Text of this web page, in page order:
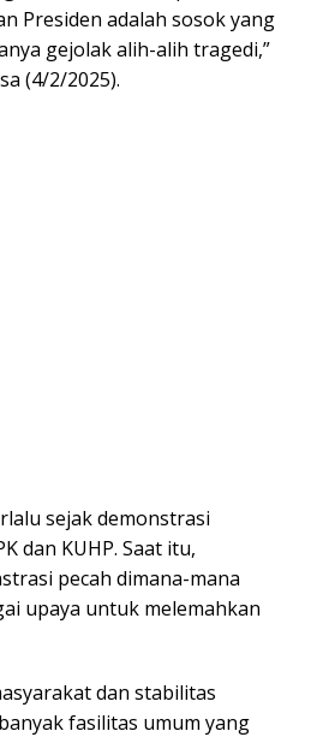
Presiden adalah sosok yang
gejolak alih-alih tragedi,”
(4/2/2025).
sejak demonstrasi
dan KUHP. Saat itu,
pecah dimana-mana
upaya untuk melemahkan
dan stabilitas
fasilitas umum yang